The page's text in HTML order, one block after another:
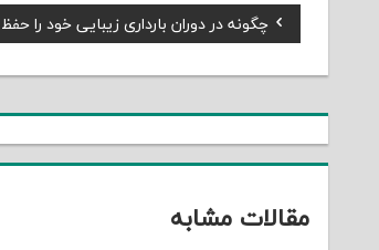
راهبری
نوشته
Previous
Post:
چگونه در دوران بارداری زیبایی خود را
مقالات مشابه